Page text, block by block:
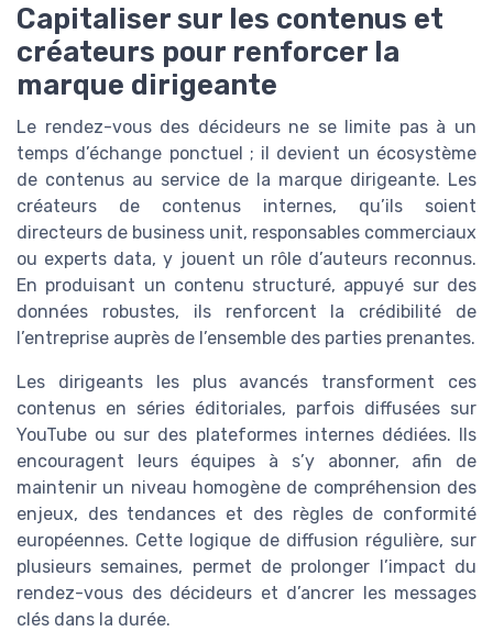
Capitaliser sur les contenus et
créateurs pour renforcer la
marque dirigeante
Le rendez-vous des décideurs ne se limite pas à un
temps d’échange ponctuel ; il devient un écosystème
de contenus au service de la marque dirigeante. Les
créateurs de contenus internes, qu’ils soient
directeurs de business unit, responsables commerciaux
ou experts data, y jouent un rôle d’auteurs reconnus.
En produisant un contenu structuré, appuyé sur des
données robustes, ils renforcent la crédibilité de
l’entreprise auprès de l’ensemble des parties prenantes.
Les dirigeants les plus avancés transforment ces
contenus en séries éditoriales, parfois diffusées sur
YouTube ou sur des plateformes internes dédiées. Ils
encouragent leurs équipes à s’y abonner, afin de
maintenir un niveau homogène de compréhension des
enjeux, des tendances et des règles de conformité
européennes. Cette logique de diffusion régulière, sur
plusieurs semaines, permet de prolonger l’impact du
rendez-vous des décideurs et d’ancrer les messages
clés dans la durée.